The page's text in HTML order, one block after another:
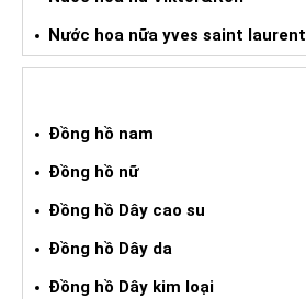
Nước hoa nữa yves saint laurent
Đồng hồ nam
Đồng hồ nữ
Đồng hồ Dây cao su
Đồng hồ Dây da
Đồng hồ Dây kim loại